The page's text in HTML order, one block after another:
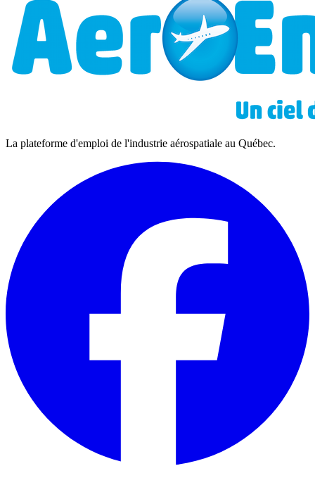
La plateforme d'emploi de l'industrie aérospatiale au Québec.